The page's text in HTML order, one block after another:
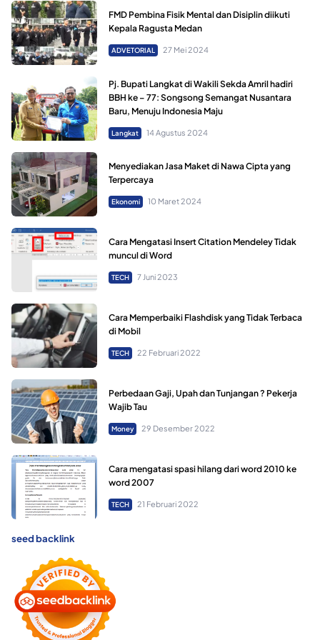
FMD Pembina Fisik Mental dan Disiplin diikuti
Kepala Ragusta Medan
ADVETORIAL 27 Mei 2024
Pj. Bupati Langkat di Wakili Sekda Amril hadiri
BBH ke – 77: Songsong Semangat Nusantara
Baru, Menuju Indonesia Maju
Langkat 14 Agustus 2024
Menyediakan Jasa Maket di Nawa Cipta yang
Terpercaya
Ekonomi 10 Maret 2024
Cara Mengatasi Insert Citation Mendeley Tidak
muncul di Word
TECH 7 Juni 2023
Cara Memperbaiki Flashdisk yang Tidak Terbaca
di Mobil
TECH 22 Februari 2022
Perbedaan Gaji, Upah dan Tunjangan ? Pekerja
Wajib Tau
Money 29 Desember 2022
Cara mengatasi spasi hilang dari word 2010 ke
word 2007
TECH 21 Februari 2022
seed backlink